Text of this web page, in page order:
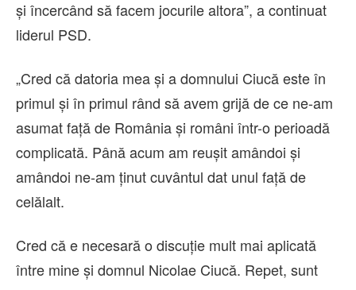
şi încercând să facem jocurile altora”, a continuat
liderul PSD.
„Cred că datoria mea şi a domnului Ciucă este în
primul şi în primul rând să avem grijă de ce ne-am
asumat faţă de România şi români într-o perioadă
complicată. Până acum am reuşit amândoi şi
amândoi ne-am ţinut cuvântul dat unul faţă de
celălalt.
Cred că e necesară o discuţie mult mai aplicată
între mine şi domnul Nicolae Ciucă. Repet, sunt